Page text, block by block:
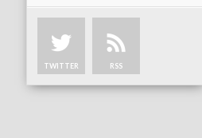
TWITTER RSS